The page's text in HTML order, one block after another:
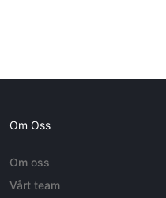
Om Oss
Om oss
Vårt team